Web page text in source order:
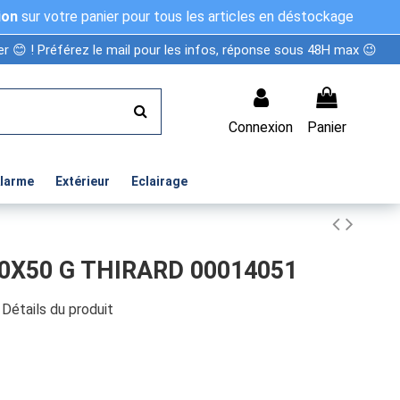
sur votre panier pour tous les articles en déstockage
😊 ! Préférez le mail pour les infos, réponse sous 48H max 😉
Connexion Panier
Extérieur Eclairage
G THIRARD 00014051
Détails du produit